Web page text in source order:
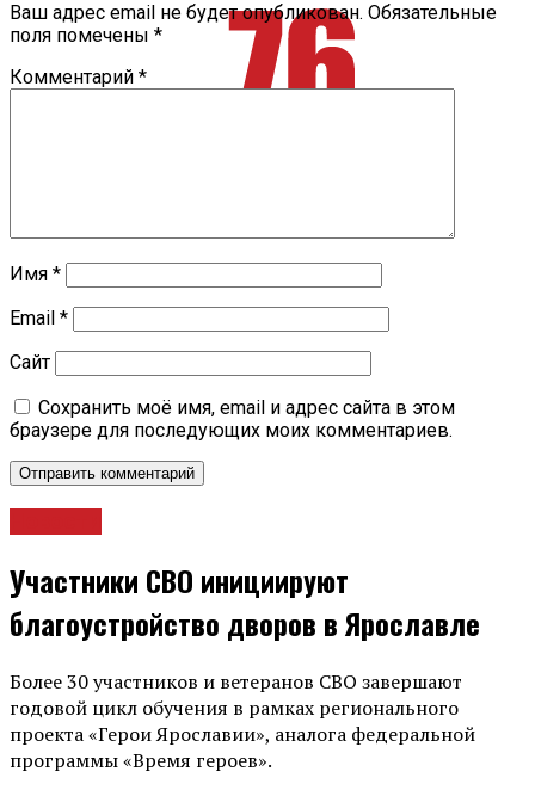
Ваш адрес email не будет опубликован. Обязательные
поля помечены *
Комментарий *
Имя *
Email *
Сайт
Сохранить моё имя, email и адрес сайта в этом
браузере для последующих моих комментариев.
Участники СВО инициируют
благоустройство дворов в Ярославле
Более 30 участников и ветеранов СВО завершают
годовой цикл обучения в рамках регионального
проекта «Герои Ярославии», аналога федеральной
программы «Время героев».